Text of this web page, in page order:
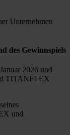
Unternehmen
des Gewinnspiels
2026 und
TITANFLEX
und